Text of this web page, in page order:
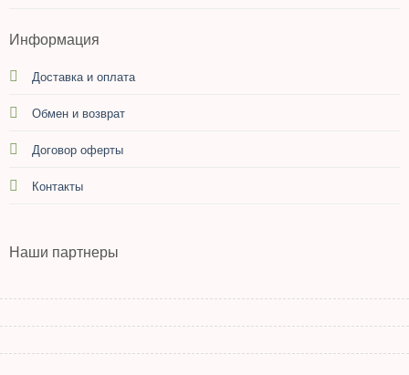
Информация
Доставка и оплата
Обмен и возврат
Договор оферты
Контакты
Наши партнеры